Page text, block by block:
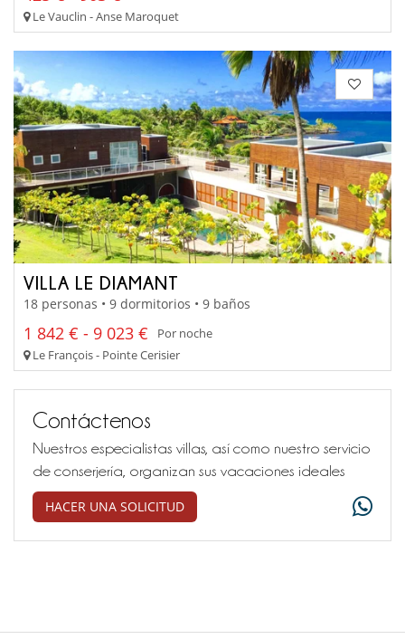
Le Vauclin - Anse Maroquet
VILLA LE DIAMANT
18 personas • 9 dormitorios • 9 baños
1 842 € - 9 023 €
Por noche
Le François - Pointe Cerisier
Contáctenos
Nuestros especialistas villas, así como nuestro servicio
de conserjería, organizan sus vacaciones ideales
HACER UNA SOLICITUD